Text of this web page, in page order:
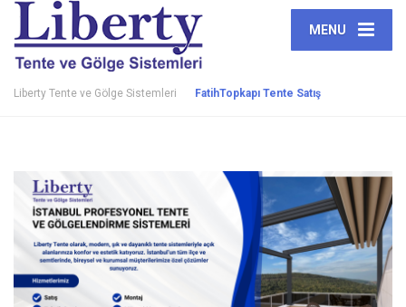
MENU
Liberty Tente ve Gölge Sistemleri FatihTopkapı Tente Satış